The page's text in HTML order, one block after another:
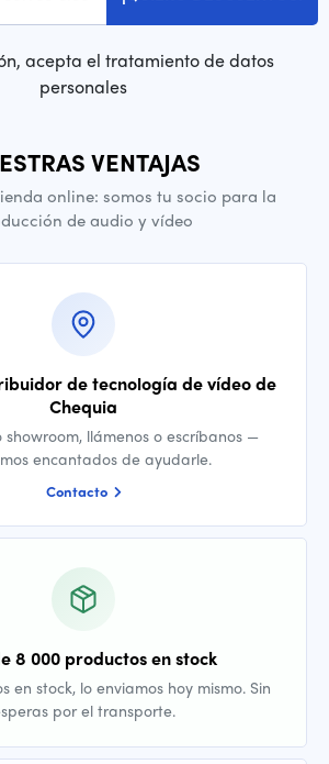
acepta el tratamiento de datos
personales
VENTAJAS
online: somos tu socio para la
de audio y vídeo
de tecnología de vídeo de
Chequia
showroom, llámenos o escríbanos —
encantados de ayudarle.
Contacto
8 000 productos en stock
en stock, lo enviamos hoy mismo. Sin
por el transporte.